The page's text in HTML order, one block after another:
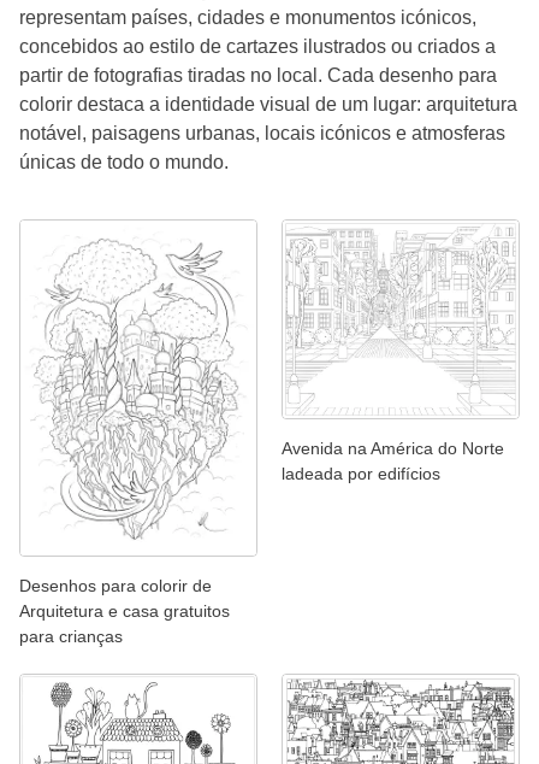
representam países, cidades e monumentos icónicos,
concebidos ao estilo de cartazes ilustrados ou criados a
partir de fotografias tiradas no local. Cada desenho para
colorir destaca a identidade visual de um lugar: arquitetura
notável, paisagens urbanas, locais icónicos e atmosferas
únicas de todo o mundo.
Desenhos para colorir de
Arquitetura e casa gratuitos
para crianças
Avenida na América do Norte
ladeada por edifícios